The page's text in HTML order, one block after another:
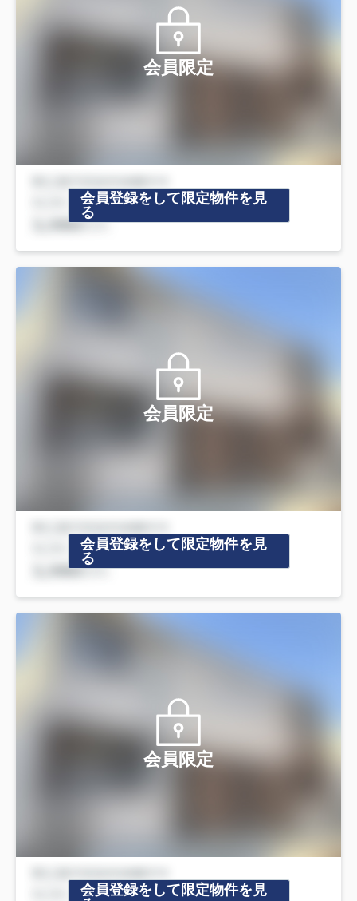
会員限定
会員登録をして限定物件を見
る
会員限定
会員登録をして限定物件を見
る
会員限定
会員登録をして限定物件を見